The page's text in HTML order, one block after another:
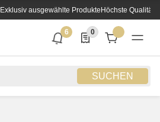
Exklusiv ausgewählte ProdukteHöchste Qualität
SUCHEN
6
6 neue Notifizierungen
0
0 Produkte in der